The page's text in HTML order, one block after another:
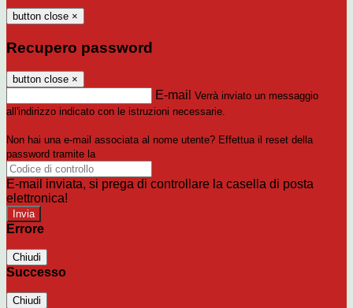
button close ×
Recupero password
button close ×
E-mail Verrà inviato un messaggio
all'indirizzo indicato con le istruzioni necessarie.
Non hai una e-mail associata al nome utente? Effettua il reset della
password tramite la
E-mail inviata, si prega di controllare la casella di posta
elettronica!
Errore
Chiudi
Successo
Chiudi